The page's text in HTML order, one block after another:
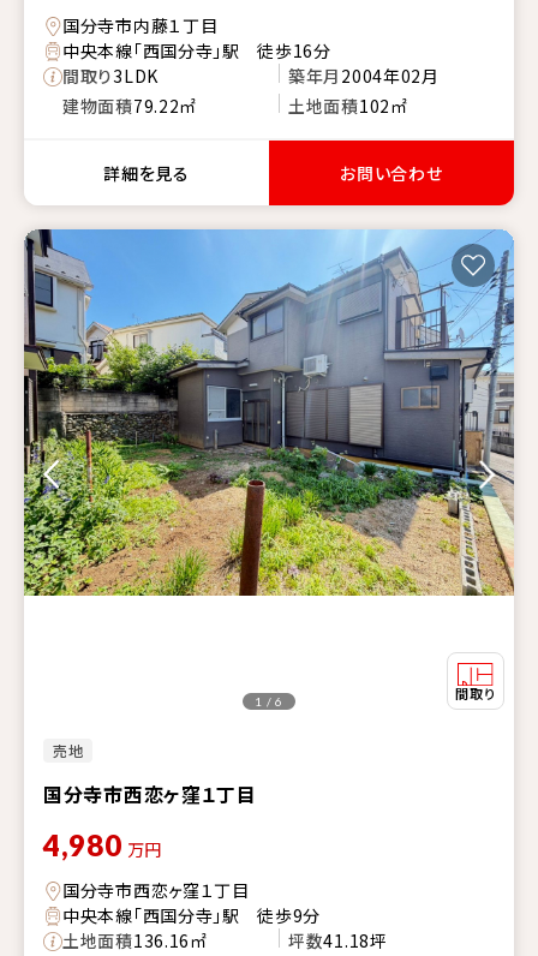
国分寺市内藤１丁目
中央本線「西国分寺」駅 徒歩16分
間取り3LDK 築年月 2004年02月
建物面積79.22㎡ 土地面積102㎡
詳細を見る お問い合わせ
売地
国分寺市西恋ヶ窪１丁目
1 / 6
4,980 万円
国分寺市西恋ヶ窪１丁目
中央本線「西国分寺」駅 徒歩9分
土地面積136.16㎡ 坪数41.18坪